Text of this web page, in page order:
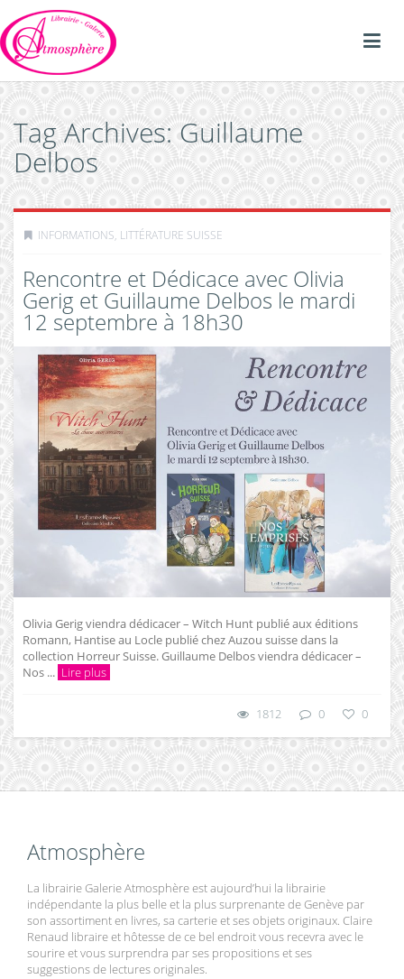
Tag Archives: Guillaume
Delbos
INFORMATIONS, LITTÉRATURE SUISSE
Rencontre et Dédicace avec Olivia
Gerig et Guillaume Delbos le mardi
12 septembre à 18h30
Olivia Gerig viendra dédicacer – Witch Hunt publié aux éditions
Romann, Hantise au Locle publié chez Auzou suisse dans la
collection Horreur Suisse. Guillaume Delbos viendra dédicacer –
Nos ... Lire plus
1812 0 0
Atmosphère
La librairie Galerie Atmosphère est aujourd’hui la librairie
indépendante la plus belle et la plus surprenante de Genève par
son assortiment en livres, sa carterie et ses objets originaux. Claire
Renaud libraire et hôtesse de ce bel endroit vous recevra avec le
sourire et vous surprendra par ses propositions et ses
suggestions de lectures originales.